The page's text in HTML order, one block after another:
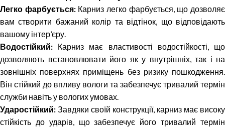
Легко фарбується:Карниз легко фарбується, що дозволяє
вам створити бажаний колір та відтінок, що відповідають
вашому інтер’єру.
Водостійкий: Карниз має властивості водостійкості, що
дозволяють встановлювати його як у внутрішніх, так і на
зовнішніх поверхнях приміщень без ризику пошкодження.
Він стійкий до впливу вологи та забезпечує тривалий термін
служби навіть у вологих умовах.
Ударостійкий: Завдяки своїй конструкції, карниз має високу
стійкість до ударів, що забезпечує його тривалий термін